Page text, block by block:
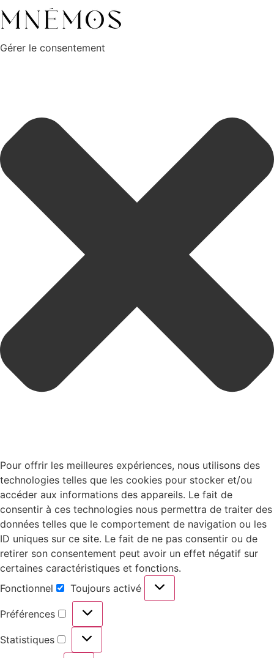
Gérer le consentement
Pour offrir les meilleures expériences, nous utilisons des
technologies telles que les cookies pour stocker et/ou
accéder aux informations des appareils. Le fait de
consentir à ces technologies nous permettra de traiter des
données telles que le comportement de navigation ou les
ID uniques sur ce site. Le fait de ne pas consentir ou de
retirer son consentement peut avoir un effet négatif sur
certaines caractéristiques et fonctions.
Fonctionnel
Fonctionnel
Toujours activé
Préférences
Préférences
Statistiques
Statistiques